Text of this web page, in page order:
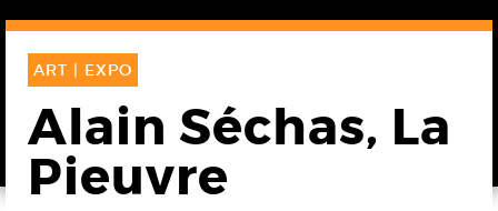
ART | EXPO
Alain Séchas, La
Pieuvre